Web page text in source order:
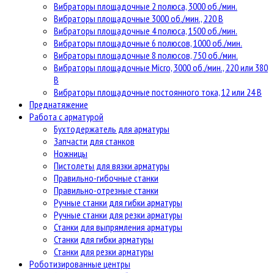
Вибраторы площадочные 2 полюса, 3000 об./мин.
Вибраторы площадочные 3000 об./мин., 220 В
Вибраторы площадочные 4 полюса, 1500 об./мин.
Вибраторы площадочные 6 полюсов, 1000 об./мин.
Вибраторы площадочные 8 полюсов, 750 об./мин.
Вибраторы площадочные Micro, 3000 об./мин., 220 или 380
В
Вибраторы площадочные постоянного тока, 12 или 24 В
Преднатяжение
Работа с арматурой
Бухтодержатель для арматуры
Запчасти для станков
Ножницы
Пистолеты для вязки арматуры
Правильно-гибочные станки
Правильно-отрезные станки
Ручные станки для гибки арматуры
Ручные станки для резки арматуры
Станки для выпрямления арматуры
Станки для гибки арматуры
Станки для резки арматуры
Роботизированные центры